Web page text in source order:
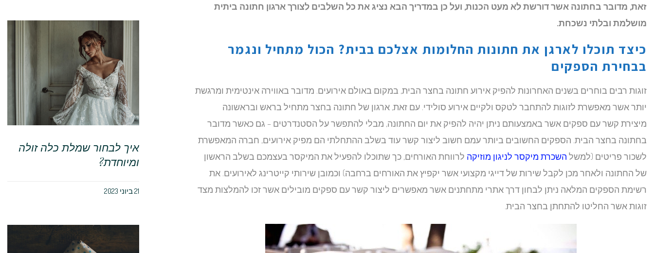
זאת, מדובר בחתונה אשר דורשת לא מעט הכנות, ועל כן במדריך הבא נציג את כל השלבים לצורך ארגון חתונה ביתית
מושלמת ובלתי נשכחת.
כיצד תוכלו לארגן את חתונות החלומות אצלכם בבית? הכול מתחיל ונגמר
בבחירת הספקים
זוגות רבים בוחרים בשנים האחרונות להפיק אירוע חתונה בחצר הבית, במקום באולם אירועים. מדובר באווירה אינטימית ומרגשת
יותר אשר מאפשרת לזוגות להתחבר לטקס ולקיים אירוע סולידי. עם זאת, ארגון של חתונה בחצר מתחיל בראש ובראשונה
מיצירת קשר עם ספקים אשר באמצעותם ניתן יהיה להפיק את יום החתונה, מבלי להתפשר על הסטנדרטים – גם כאשר מדובר
בחתונה בחצר הבית. הספקים החשובים ביותר עמם חשוב ליצור קשר עוד בשלב ההתחלתי הם מפיק אירועים, חברה המאפשרת
לשכור פריטים (למשל השכרת מיקסר לניגון מוזיקה לרווחת האורחים, כך שתוכלו להפעיל את המיקסר בעצמכם בשלב הראשון
של החתונה ולאחר מכן לקבל שירות של דייגי מקצועי אשר יקפיץ את האורחים ברחבה) וכמובן שירותי קייטרינג לאירועים. את
רשימת הספקים המלאה ניתן לבחון דרך אתרי מתחתנים אשר מאפשרים ליצור קשר עם ספקים מובילים אשר זכו להמלצות מצד
זוגות אשר החליטו להתחתן בחצר הבית.
איך לבחור שמלת כלה זולה
ומיוחדת?
21 ביוני 2023